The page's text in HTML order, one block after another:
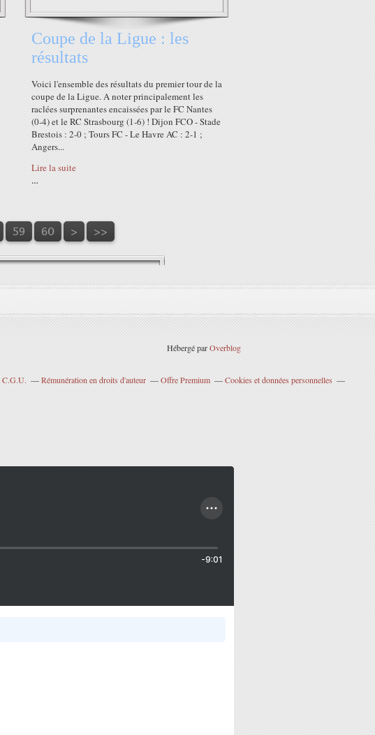
Coupe de la Ligue : les
résultats
Voici l'ensemble des résultats du premier tour de la
coupe de la Ligue. A noter principalement les
raclées surprenantes encaissées par le FC Nantes
(0-4) et le RC Strasbourg (1-6) ! Dijon FCO - Stade
Brestois : 2-0 ; Tours FC - Le Havre AC : 2-1 ;
Angers...
Lire la suite
…
59 60 > >>
Hébergé parOverblog
C.G.U. Rémunération en droits d'auteur Offre Premium
Cookies et données personnelles
-9:01